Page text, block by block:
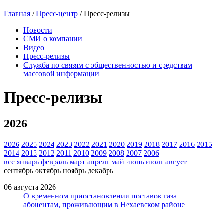
Главная /Пресс-центр / Пресс-релизы
Новости
СМИ о компании
Видео
Пресс-релизы
Служба по связям с общественностью и средствам
массовой информации
Пресс-релизы
2026
2026 2025 2024 2023 2022 2021 2020 2019 2018 2017 2016 2015
2014 2013 2012 2011 2010 2009 2008 2007 2006
все январь февраль март апрель май июнь июль август
сентябрь октябрь ноябрь декабрь
06 августа 2026
О временном приостановлении поставок газа
абонентам, проживающим в Нехаевском районе